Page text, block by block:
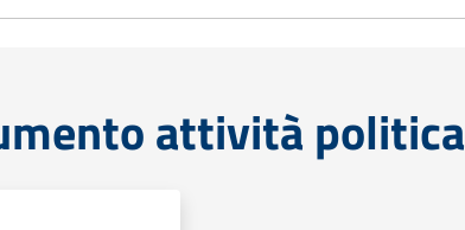
attività politica